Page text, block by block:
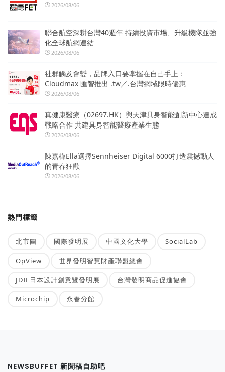
2026/08/06
聯合航空深耕台灣40週年 持續投資市場、升級機隊並強
化全球航網連結
2026/08/06
社群觸及會變，品牌入口要掌握在自己手上：
Cloudmax 匯智推出 .tw／.台灣網域限時優惠
2026/08/06
真健康醫療（02697.HK）與天津具身智能創新中心達成
戰略合作 共建具身智能醫療產業生態
2026/08/06
陳嘉樺Ella選擇Sennheiser Digital 6000打造震撼動人
的青春狂歡
2026/08/06
熱門標籤
北市圖 國際發明展 中國文化大學 SocialLab
OpView 世界發明智慧財產聯盟總會
JDIE日本設計創意暨發明展 台灣發明商品促進協會
Microchip 永春分館
NEWSBUFFET 新聞稿自助吧